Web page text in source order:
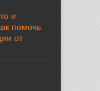
и
помочь
от